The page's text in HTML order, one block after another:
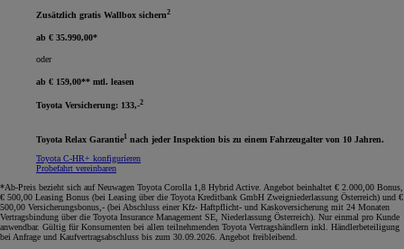
Zusätzlich gratis Wallbox sichern2
ab € 35.990,00*
oder
ab € 159,00** mtl. leasen
Toyota Versicherung: 133,-2
Toyota Relax Garantie1 nach jeder Inspektion bis zu einem Fahrzeugalter von 10 Jahren.
Toyota C-HR+ konfigurieren
Probefahrt vereinbaren
*Ab-Preis bezieht sich auf Neuwagen Toyota Corolla 1,8 Hybrid Active. Angebot beinhaltet € 2.000,00 Bonus,
€ 500,00 Leasing Bonus (bei Leasing über die Toyota Kreditbank GmbH Zweigniederlassung Österreich) und €
500,00 Versicherungsbonus,- (bei Abschluss einer Kfz- Haftpflicht- und Kaskoversicherung mit 24 Monaten
Vertragsbindung über die Toyota Insurance Management SE, Niederlassung Österreich). Nur einmal pro Kunde
anwendbar. Gültig für Konsumenten bei allen teilnehmenden Toyota Vertragshändlern inkl. Händlerbeteiligung
bei Anfrage und Kaufvertragsabschluss bis zum 30.09.2026. Angebot freibleibend